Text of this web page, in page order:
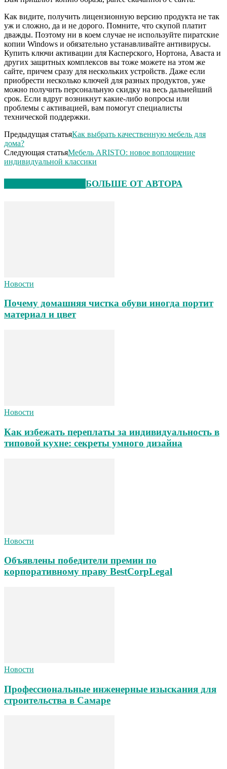
Как видите, получить лицензионную версию продукта не так
уж и сложно, да и не дорого. Помните, что скупой платит
дважды. Поэтому ни в коем случае не используйте пиратские
копии Windows и обязательно устанавливайте антивирусы.
Купить ключи активации для Касперского, Нортона, Аваста и
других защитных комплексов вы тоже можете на этом же
сайте, причем сразу для нескольких устройств. Даже если
приобрести несколько ключей для разных продуктов, уже
можно получить персональную скидку на весь дальнейший
срок. Если вдруг возникнут какие-либо вопросы или
проблемы с активацией, вам помогут специалисты
технической поддержки.
Предыдущая статьяКак выбрать качественную мебель для
дома?
Следующая статьяМебель ARISTO: новое воплощение
индивидуальной классики
БОЛЬШЕ ОТ АВТОРА
Новости
Почему домашняя чистка обуви иногда портит
материал и цвет
Новости
Как избежать переплаты за индивидуальность в
типовой кухне: секреты умного дизайна
Новости
Объявлены победители премии по
корпоративному праву BestCorpLegal
Новости
Профессиональные инженерные изыскания для
строительства в Самаре